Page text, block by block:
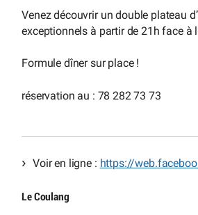
Venez découvrir un double plateau
exceptionnels à partir de 21h face à
Formule dîner sur place !
réservation au : 78 282 73 73
Voir en ligne : https://
Le Coulang